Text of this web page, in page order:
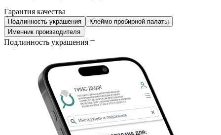
Гарантия качества
Подлинность украшения
Клеймо пробирной палаты
Именник производителя
Подлинность украшения